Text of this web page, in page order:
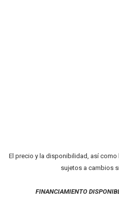
El precio y la disponibilidad, así
sujetos a cambios
FINANCIAMIENTO